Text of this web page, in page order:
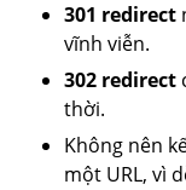
301 redirect
vĩnh viễn.
302 redirect
thời.
Không nên
một URL, vì